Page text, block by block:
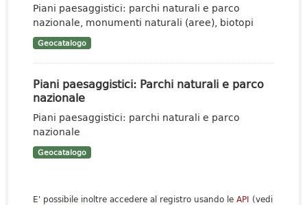
Piani paesaggistici: parchi naturali e parco
nazionale, monumenti naturali (aree), biotopi
Geocatalogo
Piani paesaggistici: Parchi naturali e parco
nazionale
Piani paesaggistici: parchi naturali e parco
nazionale
Geocatalogo
E' possibile inoltre accedere al registro usando le API (vedi